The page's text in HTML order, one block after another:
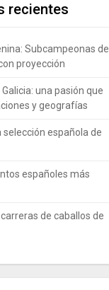
recientes
Subcampeonas de
proyección
una pasión que
y geografías
selección española de
españoles más
carreras de caballos de